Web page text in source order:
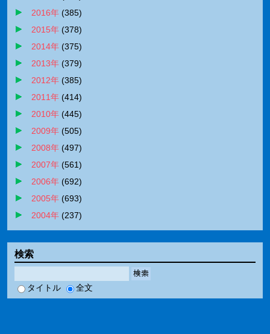
2016年 (385)
2015年 (378)
2014年 (375)
2013年 (379)
2012年 (385)
2011年 (414)
2010年 (445)
2009年 (505)
2008年 (497)
2007年 (561)
2006年 (692)
2005年 (693)
2004年 (237)
検索
検索
タイトル 全文